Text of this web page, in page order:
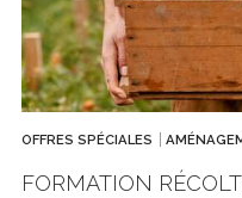
OFFRES SPÉCIALES
FORMATION